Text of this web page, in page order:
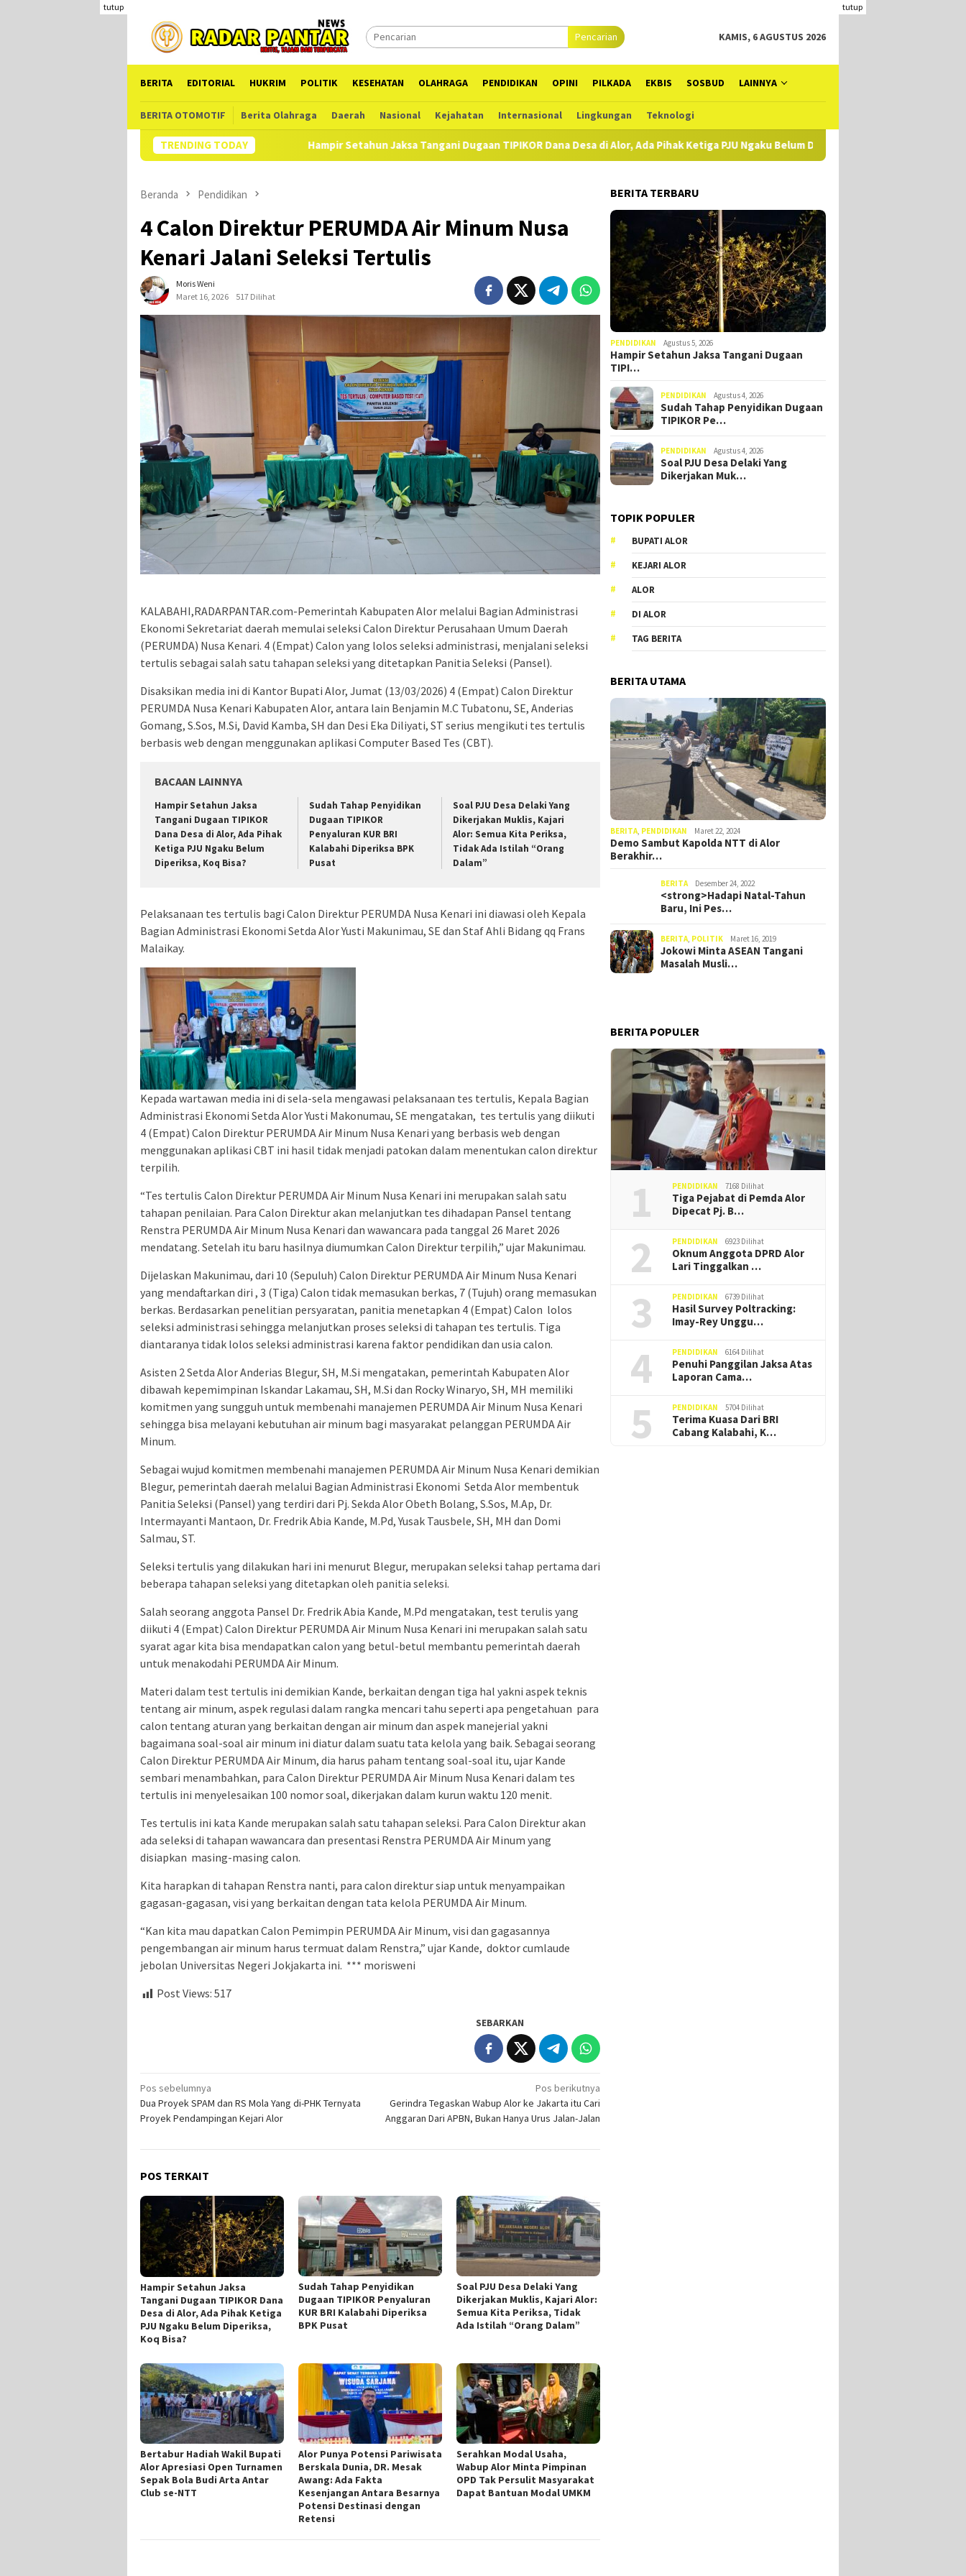
konten
tutup tutup
Pencarian KAMIS, 6 AGUSTUS 2026
BERITA EDITORIAL HUKRIM POLITIK KESEHATAN OLAHRAGA PENDIDIKAN OPINI PILKADA EKBIS SOSBUD LAINNYA
BERITA OTOMOTIF Berita Olahraga Daerah Nasional Kejahatan Internasional Lingkungan Teknologi
TRENDING TODAY
Hampir Setahun Jaksa Tangani Dugaan TIPIKOR Dana Desa di Alor, Ada Pihak Ketiga PJU Ngaku Belum Diperiksa, Koq Bisa?
Beranda Pendidikan
4 Calon Direktur PERUMDA Air Minum Nusa
Kenari Jalani Seleksi Tertulis
Moris Weni
Maret 16, 2026
517 Dilihat
KALABAHI,RADARPANTAR.com-Pemerintah Kabupaten Alor melalui Bagian Administrasi
Ekonomi Sekretariat daerah memulai seleksi Calon Direktur Perusahaan Umum Daerah
(PERUMDA) Nusa Kenari. 4 (Empat) Calon yang lolos seleksi administrasi, menjalani seleksi
tertulis sebagai salah satu tahapan seleksi yang ditetapkan Panitia Seleksi (Pansel).
Disaksikan media ini di Kantor Bupati Alor, Jumat (13/03/2026) 4 (Empat) Calon Direktur
PERUMDA Nusa Kenari Kabupaten Alor, antara lain Benjamin M.C Tubatonu, SE, Anderias
Gomang, S.Sos, M.Si, David Kamba, SH dan Desi Eka Diliyati, ST serius mengikuti tes tertulis
berbasis web dengan menggunakan aplikasi Computer Based Tes (CBT).
BACAAN LAINNYA
Hampir Setahun Jaksa
Tangani Dugaan TIPIKOR
Dana Desa di Alor, Ada Pihak
Ketiga PJU Ngaku Belum
Diperiksa, Koq Bisa?
Sudah Tahap Penyidikan
Dugaan TIPIKOR
Penyaluran KUR BRI
Kalabahi Diperiksa BPK
Pusat
Soal PJU Desa Delaki Yang
Dikerjakan Muklis, Kajari
Alor: Semua Kita Periksa,
Tidak Ada Istilah “Orang
Dalam”
Pelaksanaan tes tertulis bagi Calon Direktur PERUMDA Nusa Kenari ini diawasi oleh Kepala
Bagian Administrasi Ekonomi Setda Alor Yusti Makunimau, SE dan Staf Ahli Bidang qq Frans
Malaikay.
Kepada wartawan media ini di sela-sela mengawasi pelaksanaan tes tertulis, Kepala Bagian
Administrasi Ekonomi Setda Alor Yusti Makonumau, SE mengatakan, tes tertulis yang diikuti
4 (Empat) Calon Direktur PERUMDA Air Minum Nusa Kenari yang berbasis web dengan
menggunakan aplikasi CBT ini hasil tidak menjadi patokan dalam menentukan calon direktur
terpilih.
“Tes tertulis Calon Direktur PERUMDA Air Minum Nusa Kenari ini merupakan salah satu
tahapan penilaian. Para Calon Direktur akan melanjutkan tes dihadapan Pansel tentang
Renstra PERUMDA Air Minum Nusa Kenari dan wawancara pada tanggal 26 Maret 2026
mendatang. Setelah itu baru hasilnya diumumkan Calon Direktur terpilih,” ujar Makunimau.
Dijelaskan Makunimau, dari 10 (Sepuluh) Calon Direktur PERUMDA Air Minum Nusa Kenari
yang mendaftarkan diri , 3 (Tiga) Calon tidak memasukan berkas, 7 (Tujuh) orang memasukan
berkas. Berdasarkan penelitian persyaratan, panitia menetapkan 4 (Empat) Calon lolos
seleksi administrasi sehingga melanjutkan proses seleksi di tahapan tes tertulis. Tiga
diantaranya tidak lolos seleksi administrasi karena faktor pendidikan dan usia calon.
Asisten 2 Setda Alor Anderias Blegur, SH, M.Si mengatakan, pemerintah Kabupaten Alor
dibawah kepemimpinan Iskandar Lakamau, SH, M.Si dan Rocky Winaryo, SH, MH memiliki
komitmen yang sungguh untuk membenahi manajemen PERUMDA Air Minum Nusa Kenari
sehingga bisa melayani kebutuhan air minum bagi masyarakat pelanggan PERUMDA Air
Minum.
Sebagai wujud komitmen membenahi manajemen PERUMDA Air Minum Nusa Kenari demikian
Blegur, pemerintah daerah melalui Bagian Administrasi Ekonomi Setda Alor membentuk
Panitia Seleksi (Pansel) yang terdiri dari Pj. Sekda Alor Obeth Bolang, S.Sos, M.Ap, Dr.
Intermayanti Mantaon, Dr. Fredrik Abia Kande, M.Pd, Yusak Tausbele, SH, MH dan Domi
Salmau, ST.
Seleksi tertulis yang dilakukan hari ini menurut Blegur, merupakan seleksi tahap pertama dari
beberapa tahapan seleksi yang ditetapkan oleh panitia seleksi.
Salah seorang anggota Pansel Dr. Fredrik Abia Kande, M.Pd mengatakan, test terulis yang
diikuti 4 (Empat) Calon Direktur PERUMDA Air Minum Nusa Kenari ini merupakan salah satu
syarat agar kita bisa mendapatkan calon yang betul-betul membantu pemerintah daerah
untuk menakodahi PERUMDA Air Minum.
Materi dalam test tertulis ini demikian Kande, berkaitan dengan tiga hal yakni aspek teknis
tentang air minum, aspek regulasi dalam rangka mencari tahu seperti apa pengetahuan para
calon tentang aturan yang berkaitan dengan air minum dan aspek manejerial yakni
bagaimana soal-soal air minum ini diatur dalam suatu tata kelola yang baik. Sebagai seorang
Calon Direktur PERUMDA Air Minum, dia harus paham tentang soal-soal itu, ujar Kande
sembari menambahkan, para Calon Direktur PERUMDA Air Minum Nusa Kenari dalam tes
tertulis ini menyelesaikan 100 nomor soal, dikerjakan dalam kurun waktu 120 menit.
Tes tertulis ini kata Kande merupakan salah satu tahapan seleksi. Para Calon Direktur akan
ada seleksi di tahapan wawancara dan presentasi Renstra PERUMDA Air Minum yang
disiapkan masing-masing calon.
Kita harapkan di tahapan Renstra nanti, para calon direktur siap untuk menyampaikan
gagasan-gagasan, visi yang berkaitan dengan tata kelola PERUMDA Air Minum.
“Kan kita mau dapatkan Calon Pemimpin PERUMDA Air Minum, visi dan gagasannya
pengembangan air minum harus termuat dalam Renstra,” ujar Kande, doktor cumlaude
jebolan Universitas Negeri Jokjakarta ini. *** morisweni
Post Views: 517
SEBARKAN
Navigasi
pos
Pos sebelumnya
Dua Proyek SPAM dan RS Mola Yang di-PHK Ternyata
Proyek Pendampingan Kejari Alor
Pos berikutnya
Gerindra Tegaskan Wabup Alor ke Jakarta itu Cari
Anggaran Dari APBN, Bukan Hanya Urus Jalan-Jalan
POS TERKAIT
Hampir Setahun Jaksa
Tangani Dugaan TIPIKOR Dana
Desa di Alor, Ada Pihak Ketiga
PJU Ngaku Belum Diperiksa,
Koq Bisa?
Sudah Tahap Penyidikan
Dugaan TIPIKOR Penyaluran
KUR BRI Kalabahi Diperiksa
BPK Pusat
Soal PJU Desa Delaki Yang
Dikerjakan Muklis, Kajari Alor:
Semua Kita Periksa, Tidak
Ada Istilah “Orang Dalam”
Bertabur Hadiah Wakil Bupati
Alor Apresiasi Open Turnamen
Sepak Bola Budi Arta Antar
Club se-NTT
Alor Punya Potensi Pariwisata
Berskala Dunia, DR. Mesak
Awang: Ada Fakta
Kesenjangan Antara Besarnya
Potensi Destinasi dengan
Retensi
Serahkan Modal Usaha,
Wabup Alor Minta Pimpinan
OPD Tak Persulit Masyarakat
Dapat Bantuan Modal UMKM
BERITA TERBARU
PENDIDIKAN Agustus 5, 2026
Hampir Setahun Jaksa Tangani Dugaan
TIPI…
PENDIDIKAN Agustus 4, 2026
Sudah Tahap Penyidikan Dugaan
TIPIKOR Pe…
PENDIDIKAN Agustus 4, 2026
Soal PJU Desa Delaki Yang
Dikerjakan Muk…
TOPIK POPULER
BUPATI ALOR
KEJARI ALOR
ALOR
DI ALOR
TAG BERITA
BERITA UTAMA
BERITA PENDIDIKAN Maret 22, 2024
Demo Sambut Kapolda NTT di Alor
Berakhir…
BERITA Desember 24, 2022
<strong>Hadapi Natal-Tahun
Baru, Ini Pes…
BERITA POLITIK Maret 16, 2019
Jokowi Minta ASEAN Tangani
Masalah Musli…
BERITA POPULER
1 PENDIDIKAN 7168 Dilihat
Tiga Pejabat di Pemda Alor
Dipecat Pj. B…
2 PENDIDIKAN 6923 Dilihat
Oknum Anggota DPRD Alor
Lari Tinggalkan …
3 PENDIDIKAN 6739 Dilihat
Hasil Survey Poltracking:
Imay-Rey Unggu…
4 PENDIDIKAN 6164 Dilihat
Penuhi Panggilan Jaksa Atas
Laporan Cama…
5 PENDIDIKAN 5704 Dilihat
Terima Kuasa Dari BRI
Cabang Kalabahi, K…